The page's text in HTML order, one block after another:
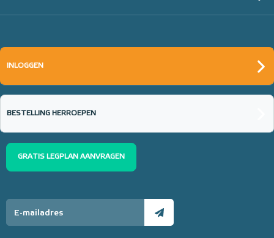
(thermisch 10m² per pak)
€ 152,23
INLOGGEN
BESTELLING HERROEPEN
GRATIS LEGPLAN AANVRAGEN